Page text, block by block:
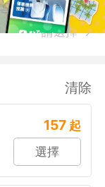
請選擇
清除
157 起
選擇